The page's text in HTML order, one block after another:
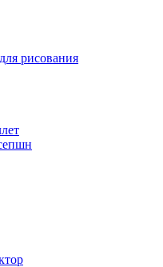
рисования